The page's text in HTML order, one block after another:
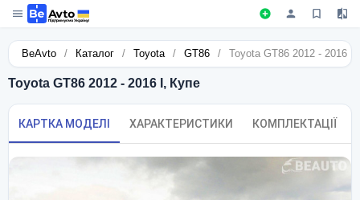
BeAvto / Каталог / Toyota / GT86 / Toyota GT86 2012 - 2016 I,
Toyota GT86 2012 - 2016 I, Купе
КАРТКА МОДЕЛІ ХАРАКТЕРИСТИКИ КОМПЛЕКТАЦІЇ